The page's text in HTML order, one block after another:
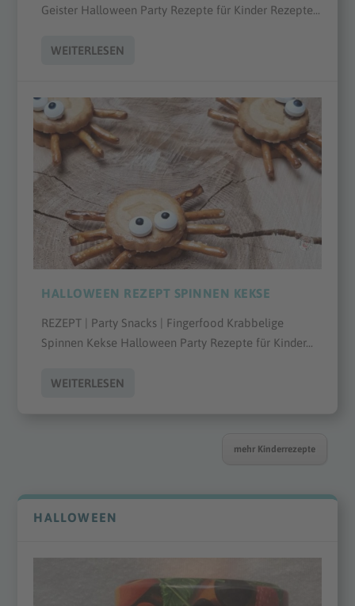
Geister Halloween Party Rezepte für Kinder Rezepte...
WEITERLESEN
HALLOWEEN REZEPT SPINNEN KEKSE
REZEPT | Party Snacks | Fingerfood Krabbelige
Spinnen Kekse Halloween Party Rezepte für Kinder...
WEITERLESEN
mehr Kinderrezepte
HALLOWEEN